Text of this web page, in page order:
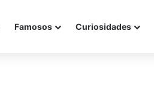
Famosos Curiosidades